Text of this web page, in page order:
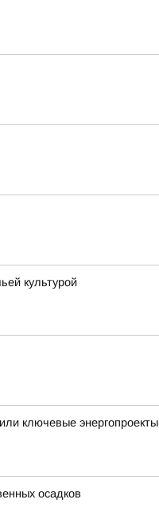
культурой
ключевые
осадков